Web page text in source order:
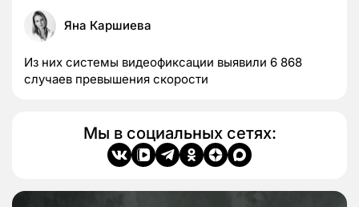
Яна Каршиева
Из них системы видеофиксации выявили 6 868
случаев превышения скорости
Мы в социальных сетях: